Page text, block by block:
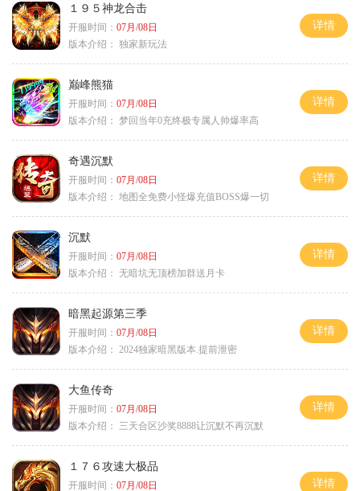
１９５神龙合击
开服时间： 07月/08日
版本介绍： 独家新玩法
详情
巅峰熊猫
开服时间： 07月/08日
版本介绍： 梦回当年0充终极专属人帅爆率高
详情
奇遇沉默
开服时间： 07月/08日
版本介绍： 地图全免费小怪爆充值BOSS爆一切
详情
沉默
开服时间： 07月/08日
版本介绍： 无暗坑无顶榜加群送月卡
详情
暗黑起源第三季
开服时间： 07月/08日
版本介绍： 2024独家暗黑版本.提前泄密
详情
大鱼传奇
开服时间： 07月/08日
版本介绍：
三天合区沙奖8888让沉默不再沉默
详情
１７６攻速大极品
开服时间： 07月/08日 详情